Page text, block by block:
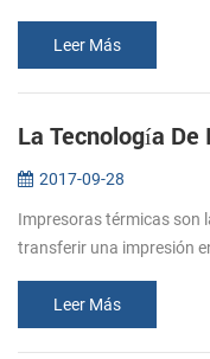
Leer Más
La Tecnología De
2017-09-28
Impresoras térmicas son
transferir una impresión
Leer Más